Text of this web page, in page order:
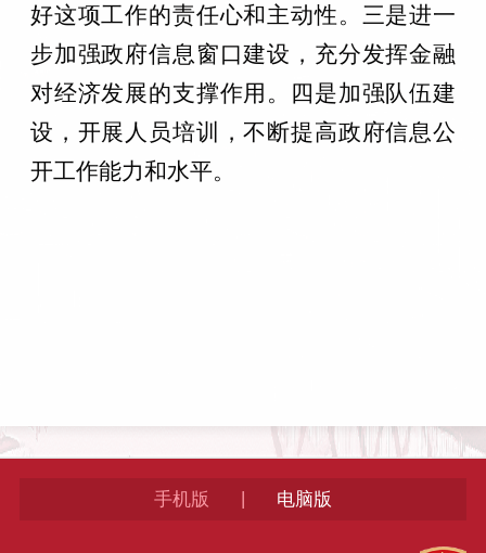
好这项工作的责任心和主动性。三是进一
步加强政府信息窗口建设，充分发挥金融
对经济发展的支撑作用。四是加强队伍建
设，开展人员培训，不断提高政府信息公
开工作能力和水平。
手机版 电脑版